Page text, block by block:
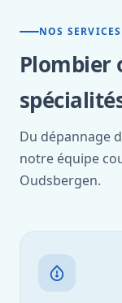
NOS SERVICES
Plombier
Du dépannage
notre équipe
Oudsbergen.